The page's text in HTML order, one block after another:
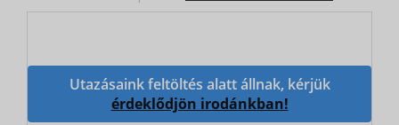
Utazásaink feltöltés alatt állnak, kérjük
érdeklődjön irodánkban!